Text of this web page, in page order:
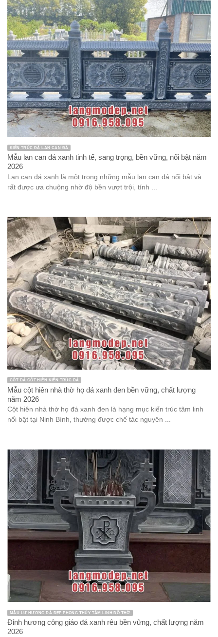
KIẾN TRÚC ĐÁ LAN CAN ĐÁ
Mẫu lan can đá xanh tinh tế, sang trọng, bền vững, nổi bật năm
2026
Lan can đá xanh là một trong những mẫu lan can đá nổi bật và
rất được ưa chuộng nhờ độ bền vượt trội, tính ...
CỘT ĐÁ CỘT HIÊN KIẾN TRÚC ĐÁ
Mẫu cột hiên nhà thờ họ đá xanh đen bền vững, chất lượng
năm 2026
Cột hiên nhà thờ họ đá xanh đen là hạng mục kiến trúc tâm linh
nổi bật tại Ninh Bình, thường được chế tác nguyên ...
MẪU LƯ HƯƠNG ĐÁ ĐẸP PHONG THỦY TÂM LINH ĐỒ THỜ
Đỉnh hương công giáo đá xanh rêu bền vững, chất lượng năm
2026